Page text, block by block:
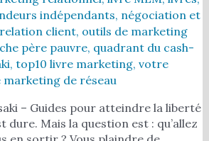
indépendants, négociation et
client, outils de marketing
père pauvre, quadrant du cash-
, top10 livre marketing, votre
de réseau
– Guides pour atteindre la liberté
dure. Mais la question est : qu’allez